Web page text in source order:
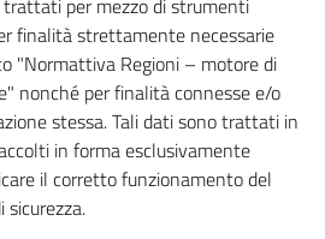
per mezzo di strumenti
finalità strettamente necessarie
"Normattiva Regioni – motore di
nonché per finalità connesse e/o
stessa. Tali dati sono trattati in
in forma esclusivamente
il corretto funzionamento del